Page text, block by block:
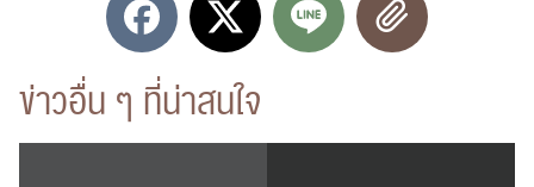
ข่าวอื่น ๆ ที่น่าสนใจ